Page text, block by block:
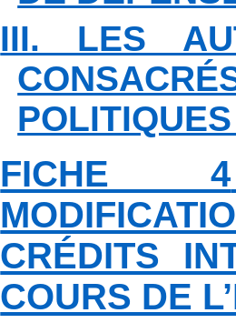
III. LES
FICHE 4
CRÉDITS
COURS DE